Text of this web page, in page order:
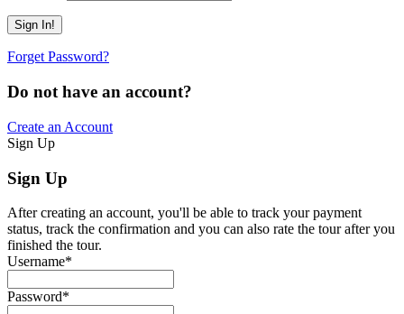
Forget Password?
Do not have an account?
Create an Account
Sign Up
Sign Up
After creating an account, you'll be able to track your payment
status, track the confirmation and you can also rate the tour after you
finished the tour.
Username*
Password*